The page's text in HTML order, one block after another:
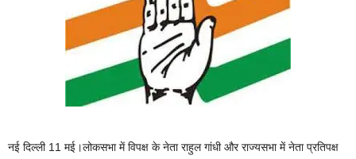
नई दिल्ली 11 मई।लोकसभा में विपक्ष के नेता राहुल गांधी और राज्यसभा में नेता प्रतिपक्ष